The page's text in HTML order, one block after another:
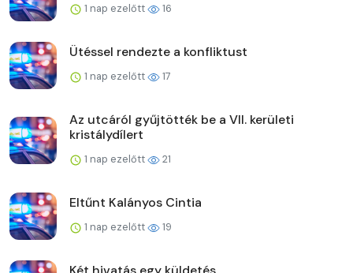
1 nap ezelőtt 16
Ütéssel rendezte a konfliktust
1 nap ezelőtt 17
Az utcáról gyűjtötték be a VII. kerületi
kristálydílert
1 nap ezelőtt 21
Eltűnt Kalányos Cintia
1 nap ezelőtt 19